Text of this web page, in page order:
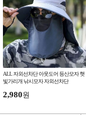
ALL 자외선차단 아웃도어 등산모자 햇
빛가리개 낚시모자 자외선차단
2,980원